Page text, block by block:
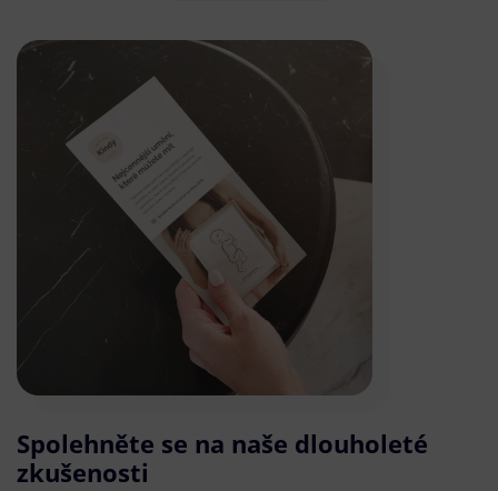
Spolehněte se na naše dlouholeté
zkušenosti